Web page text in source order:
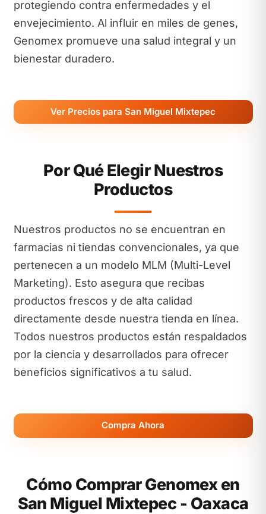
protegiendo contra enfermedades y el
envejecimiento. Al influir en miles de genes,
Genomex promueve una salud integral y un
bienestar duradero.
Ver Precios para San Miguel Mixtepec
Por Qué Elegir Nuestros
Productos
Nuestros productos no se encuentran en
farmacias ni tiendas convencionales, ya que
pertenecen a un modelo MLM (Multi-Level
Marketing). Esto asegura que recibas
productos frescos y de alta calidad
directamente desde nuestra tienda en línea.
Todos nuestros productos están respaldados
por la ciencia y desarrollados para ofrecer
beneficios significativos a tu salud.
Compra Ahora
Cómo Comprar Genomex en
San Miguel Mixtepec - Oaxaca